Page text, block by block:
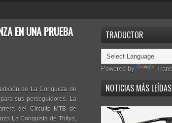
EN UNA PRUEBA
de La Conquista de
sus perseguidores. La
del Circuito MTB de
La Conquista de Thitya,
TRADUCTOR
Powered by
NOTICIAS MÁS LEÍDAS